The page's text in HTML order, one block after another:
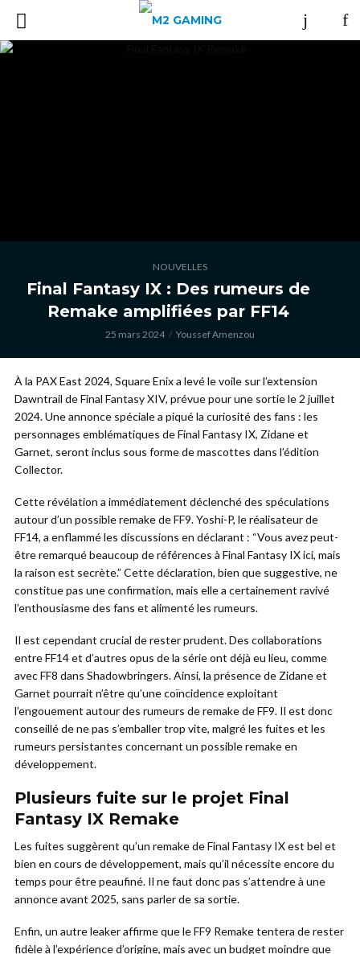
NOUVELLES
Final Fantasy IX : Des rumeurs de
Remake amplifiées par FF14
25 mars 2024 Youssef Amenzou
À la PAX East 2024, Square Enix a levé le voile sur l’extension
Dawntrail de Final Fantasy XIV, prévue pour une sortie le 2 juillet
2024. Une annonce spéciale a piqué la curiosité des fans : les
personnages emblématiques de Final Fantasy IX, Zidane et
Garnet, seront inclus sous forme de mascottes dans l’édition
Collector.
Cette révélation a immédiatement déclenché des spéculations
autour d’un possible remake de FF9. Yoshi-P, le réalisateur de
FF14, a enflammé les discussions en déclarant : “Vous avez peut-
être remarqué beaucoup de références à Final Fantasy IX ici, mais
la raison est secrète.” Cette déclaration, bien que suggestive, ne
constitue pas une confirmation, mais elle a certainement ravivé
l’enthousiasme des fans et alimenté les rumeurs.
Il est cependant crucial de rester prudent. Des collaborations
entre FF14 et d’autres opus de la série ont déjà eu lieu, comme
avec FF8 dans Shadowbringers. Ainsi, la présence de Zidane et
Garnet pourrait n’être qu’une coïncidence exploitant
l’engouement autour des rumeurs de remake de FF9. Il est donc
conseillé de ne pas s’emballer trop vite, malgré les fuites et les
rumeurs persistantes concernant un possible remake en
développement.
Plusieurs fuite sur le projet Final
Fantasy IX Remake
Les fuites suggèrent qu’un remake de Final Fantasy IX est bel et
bien en cours de développement, mais qu’il nécessite encore du
temps pour être peaufiné. Il ne faut donc pas s’attendre à une
annonce avant 2025, sans parler de sa sortie.
Enfin, un autre leaker affirme que le FF9 Remake tentera de rester
fidèle à l’expérience d’origine, mais avec un budget moindre que